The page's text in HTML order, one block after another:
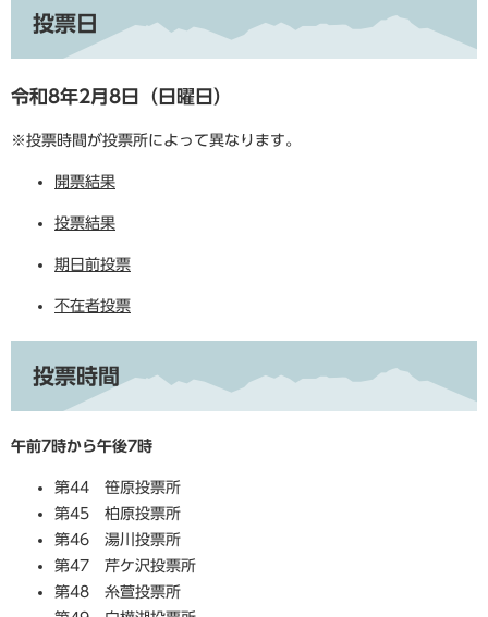
投票日
令和8年2月8日（日曜日）
※投票時間が投票所によって異なります。
開票結果
投票結果
期日前投票
不在者投票
​投票時間
午前7時から午後7時
第44 笹原投票所
第45 柏原投票所
第46 湯川投票所
第47 芹ケ沢投票所
第48 糸萱投票所